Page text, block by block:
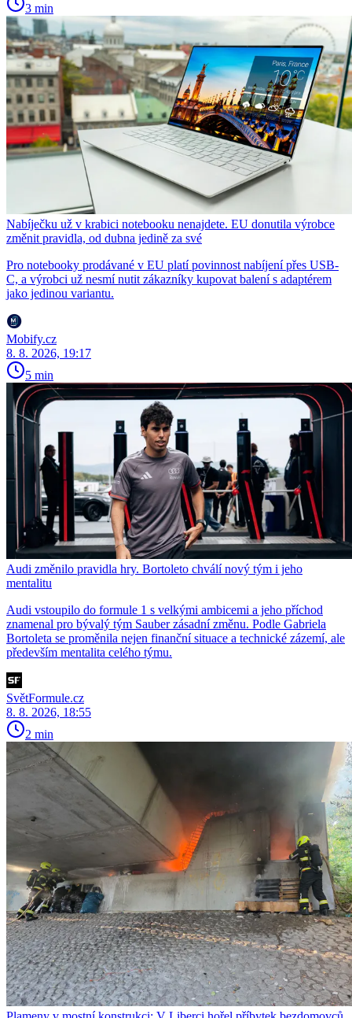
3 min
Nabíječku už v krabici notebooku nenajdete. EU donutila výrobce
změnit pravidla, od dubna jedině za své
Pro notebooky prodávané v EU platí povinnost nabíjení přes USB-
C, a výrobci už nesmí nutit zákazníky kupovat balení s adaptérem
jako jedinou variantu.
Mobify.cz
8. 8. 2026, 19:17
5 min
Audi změnilo pravidla hry. Bortoleto chválí nový tým i jeho
mentalitu
Audi vstoupilo do formule 1 s velkými ambicemi a jeho příchod
znamenal pro bývalý tým Sauber zásadní změnu. Podle Gabriela
Bortoleta se proměnila nejen finanční situace a technické zázemí, ale
především mentalita celého týmu.
SvětFormule.cz
8. 8. 2026, 18:55
2 min